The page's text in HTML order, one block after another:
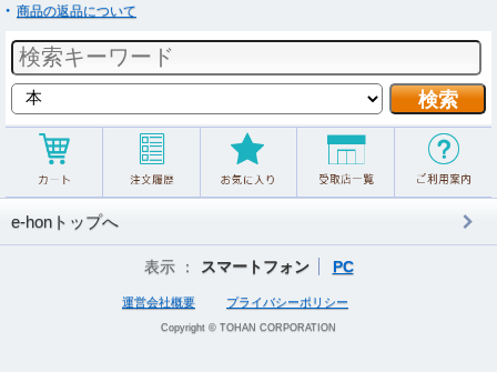
商品の返品について
e-honトップへ
表示 ： スマートフォン PC
運営会社概要 プライバシーポリシー
Copyright © TOHAN CORPORATION